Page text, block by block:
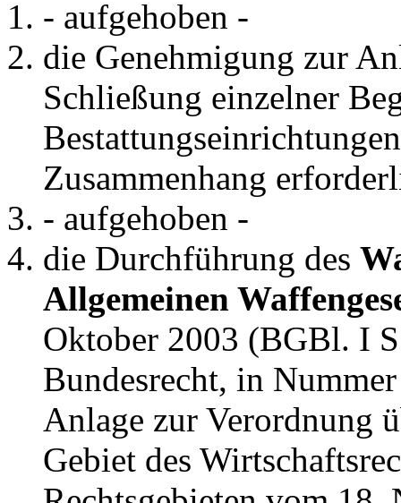
- aufgehoben -
die Genehmigung zur
Schließung einzelner
Zusammenhang
- aufgehoben -
die Durchführung des
Allgemeinen
Oktober 2003 (BGBl. I
Bundesrecht, in
Anlage zur Verordnung
Gebiet des